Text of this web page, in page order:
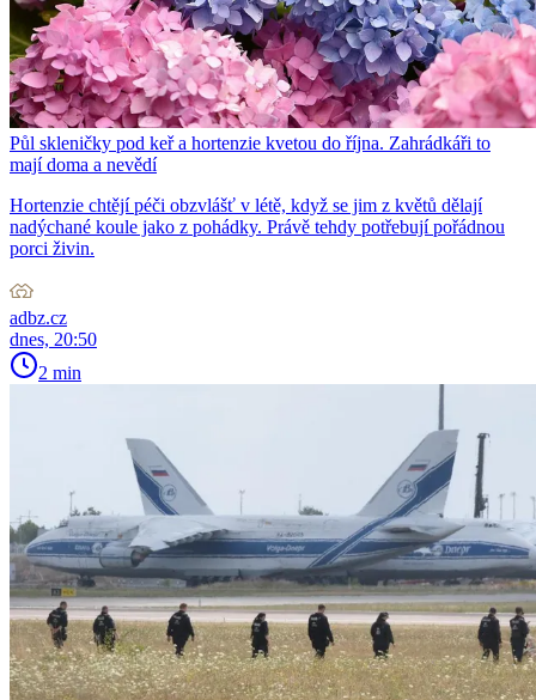
Půl skleničky pod keř a hortenzie kvetou do října. Zahrádkáři to
mají doma a nevědí
Hortenzie chtějí péči obzvlášť v létě, když se jim z květů dělají
nadýchané koule jako z pohádky. Právě tehdy potřebují pořádnou
porci živin.
adbz.cz
dnes, 20:50
2 min